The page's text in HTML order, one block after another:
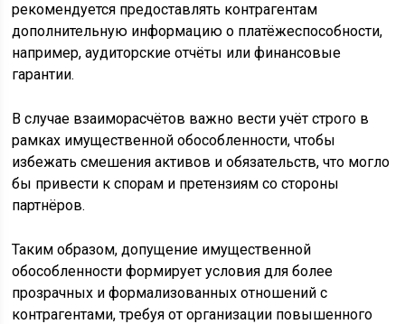
рекомендуется предоставлять контрагентам
дополнительную информацию о платёжеспособности,
например, аудиторские отчёты или финансовые
гарантии.
В случае взаиморасчётов важно вести учёт строго в
рамках имущественной обособленности, чтобы
избежать смешения активов и обязательств, что могло
бы привести к спорам и претензиям со стороны
партнёров.
Таким образом, допущение имущественной
обособленности формирует условия для более
прозрачных и формализованных отношений с
контрагентами, требуя от организации повышенного